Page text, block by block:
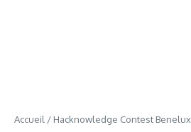
Accueil / Hacknowledge Contest Benelux